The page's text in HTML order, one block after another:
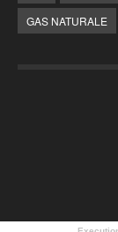
GAS NATURALE